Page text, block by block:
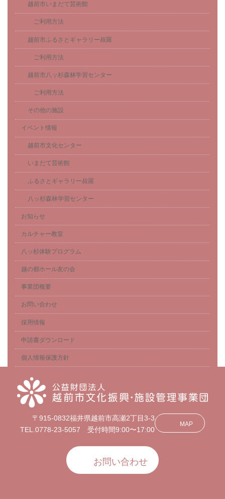
越前市いまだて芸術館
ご利用方法
越前市ふるさとギャラリー叔羅
ご利用方法
越前市八ッ杉森林学習センター
ご利用方法
その他の施設
イベント情報
越前市文化センター
いまだて芸術館
ふるさとギャラリー叔羅
八ッ杉森林学習センター
お知らせ
カルチャー教室
八ッ杉体験プログラム
越の都ホール友の会
事業団概要
お問い合わせ
採用情報
申請書ダウンロード
個人情報保護方針
〒915-0832福井県越前市高瀬2丁目3-3
TEL.0778-23-5057 受付時間9:00〜17:00
MAP
お問い合わせ